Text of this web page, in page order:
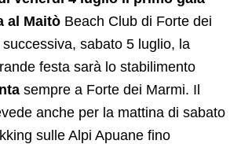
al Maitò Beach Club di Forte dei
sabato 5 luglio, la
festa sarà lo stabilimento
sempre a Forte dei Marmi. Il
anche per la mattina di sabato
sulle Alpi Apuane fino